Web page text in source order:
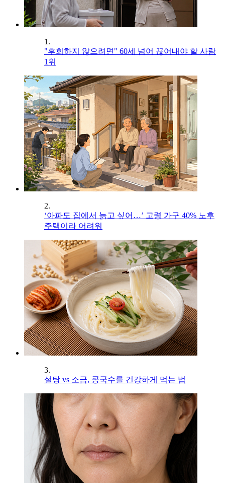
1.
"후회하지 않으려면" 60세 넘어 끊어내야 할 사람
1위
2.
‘아파도 집에서 늙고 싶어…’ 고령 가구 40% 노후
주택이라 어려워
3.
설탕 vs 소금, 콩국수를 건강하게 먹는 법